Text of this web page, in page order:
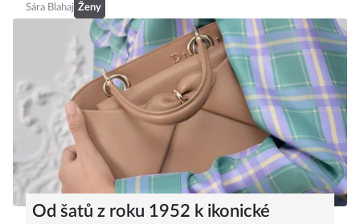
Sára Blahaj Ženy
Od šatů z roku 1952 k ikonické